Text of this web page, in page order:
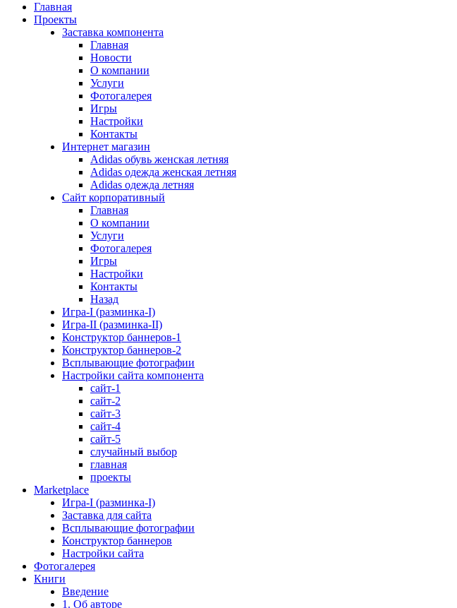
Главная
Проекты
Заставка компонента
Главная
Новости
О компании
Услуги
Фотогалерея
Игры
Наcтройки
Контакты
Интернет магазин
Adidas обувь женская летняя
Adidas одежда женская летняя
Adidas одежда летняя
Сайт корпоративный
Главная
О компании
Услуги
Фотогалерея
Игры
Настройки
Контакты
Назад
Игра-I (разминка-I)
Игра-II (разминка-II)
Конструктор баннеров-1
Конструктор баннеров-2
Всплывающие фотографии
Настройки сайта компонента
сайт-1
сайт-2
сайт-3
сайт-4
сайт-5
случайный выбор
главная
проекты
Marketplace
Игра-I (разминка-I)
Заставка для сайта
Всплывающие фотографии
Конструктор баннеров
Настройки сайта
Фотогалерея
Книги
Введение
1. Об авторе